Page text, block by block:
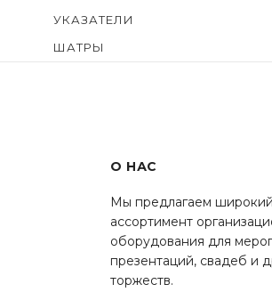
УКАЗАТЕЛИ
ШАТРЫ
О НАС
Мы предлагаем широкий
ассортимент
оборудования для
презентаций, свадеб и
торжеств.